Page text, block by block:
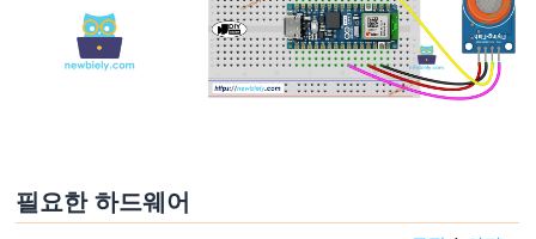
이
노
필요한 하드웨어